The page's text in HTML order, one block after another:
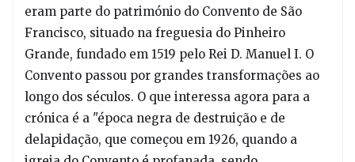
eram parte do património do Convento de São
Francisco, situado na freguesia do Pinheiro
Grande, fundado em 1519 pelo Rei D. Manuel I. O
Convento passou por grandes transformações ao
longo dos séculos. O que interessa agora para a
crónica é a "época negra de destruição e de
delapidação, que começou em 1926, quando a